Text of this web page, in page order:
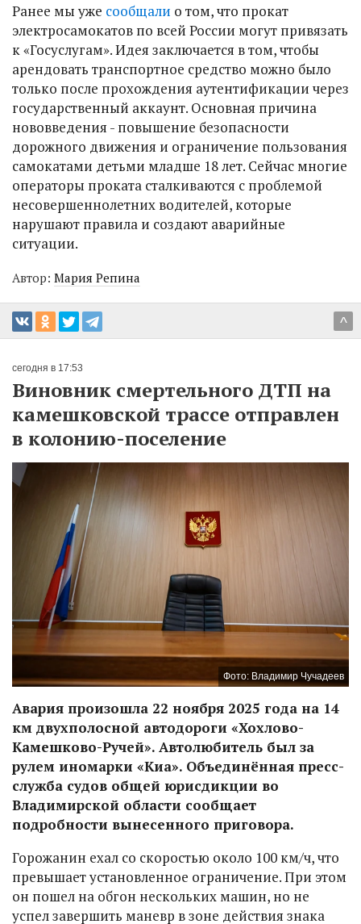
Ранее мы уже сообщали о том, что прокат
электросамокатов по всей России могут привязать
к «Госуслугам». Идея заключается в том, чтобы
арендовать транспортное средство можно было
только после прохождения аутентификации через
государственный аккаунт. Основная причина
нововведения - повышение безопасности
дорожного движения и ограничение пользования
самокатами детьми младше 18 лет. Сейчас многие
операторы проката сталкиваются с проблемой
несовершеннолетних водителей, которые
нарушают правила и создают аварийные
ситуации.
Автор: Мария Репина
^
сегодня в 17:53
Виновник смертельного ДТП на
камешковской трассе отправлен
в колонию-поселение
Фото: Владимир Чучадеев
Авария произошла 22 ноября 2025 года на 14
км двухполосной автодороги «Хохлово-
Камешково-Ручей». Автолюбитель был за
рулем иномарки «Киа». Объединённая пресс-
служба судов общей юрисдикции во
Владимирской области сообщает
подробности вынесенного приговора.
Горожанин ехал со скоростью около 100 км/ч, что
превышает установленное ограничение. При этом
он пошел на обгон нескольких машин, но не
успел завершить маневр в зоне действия знака